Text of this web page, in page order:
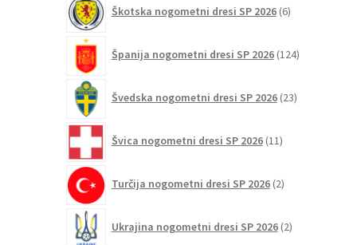
Škotska nogometni dresi SP 2026 6izdelkov
Španija nogometni dresi SP 2026 124izdelkov
Švedska nogometni dresi SP 2026 23izdelkov
Švica nogometni dresi SP 2026 11izdelkov
Turčija nogometni dresi SP 2026 2izdelka
Ukrajina nogometni dresi SP 2026 2izdelka